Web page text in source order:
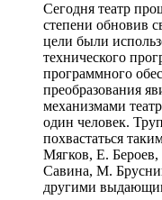
Сегодня театр
степени обновив
цели были
технического
программного
преобразования
механизмами
один человек.
похвастаться
Мягков, Е.
Савина, М.
другими